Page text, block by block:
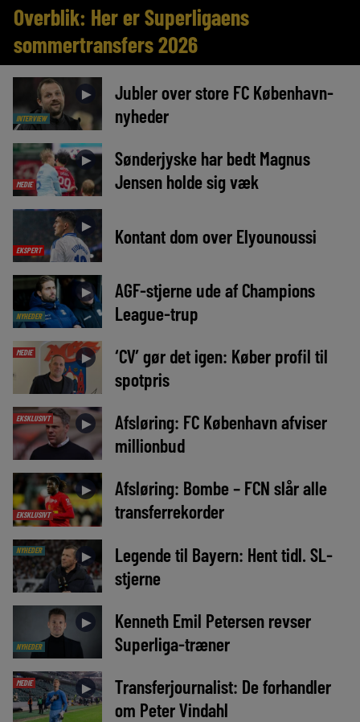
Overblik: Her er Superligaens
sommertransfers 2026
INTERVIEW
►
Jubler over store FC København-
nyheder
MEDIE
►
Sønderjyske har bedt Magnus
Jensen holde sig væk
EKSPERT
► Kontant dom over Elyounoussi
NYHEDER
►
AGF-stjerne ude af Champions
League-trup
MEDIE ►
‘CV’ gør det igen: Køber profil til
spotpris
EKSKLUSIVT ►
Afsløring: FC København afviser
millionbud
EKSKLUSIVT
►
Afsløring: Bombe – FCN slår alle
transferrekorder
NYHEDER ►
Legende til Bayern: Hent tidl. SL-
stjerne
NYHEDER
►
Kenneth Emil Petersen revser
Superliga-træner
MEDIE ►
Transferjournalist: De forhandler
om Peter Vindahl